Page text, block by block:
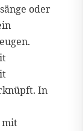
oder
In
mit